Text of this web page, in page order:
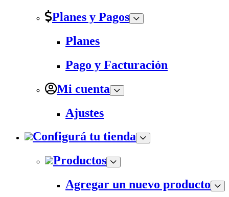
Planes y Pagos
Planes
Pago y Facturación
Mi cuenta
Ajustes
Configurá tu tienda
Productos
Agregar un nuevo producto